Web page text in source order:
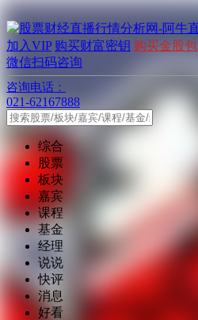
加入VIP 购买财富密钥 购买金股包
微信扫码咨询
咨询电话：
021-62167888
综合
股票
板块
嘉宾
课程
基金
经理
说说
快评
消息
好看